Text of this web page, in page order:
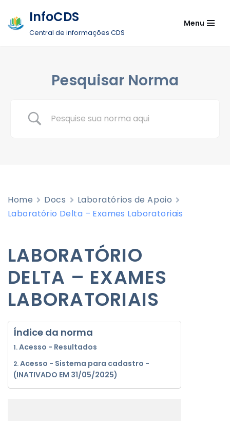
Pular
InfoCDS
Central de informações CDS
Menu
Pesquisar Norma
Home Docs
Laboratórios de Apoio
Laboratório Delta – Exames Laboratoriais
LABORATÓRIO
DELTA – EXAMES
LABORATORIAIS
Índice da norma
Acesso - Resultados
Acesso - Sistema para cadastro -
(INATIVADO EM 31/05/2025)